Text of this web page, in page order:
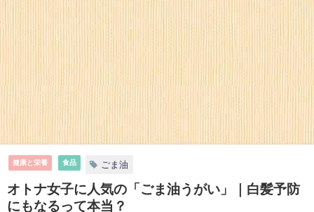
健康と栄養 食品 ごま油
オトナ女子に人気の「ごま油うがい」｜白髪予防
にもなるって本当？